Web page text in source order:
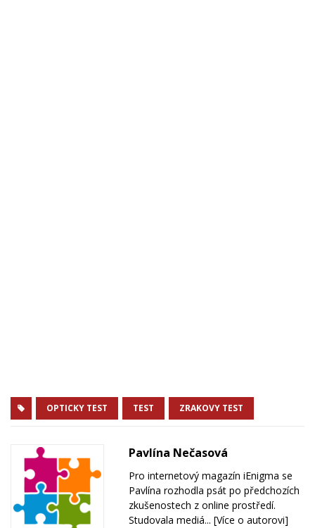
OPTICKY TEST TEST ZRAKOVY TEST
Pavlína Nečasová
Pro internetový magazín iEnigma se
Pavlína rozhodla psát po předchozích
zkušenostech z online prostředí.
Studovala mediá... [Více o autorovi]